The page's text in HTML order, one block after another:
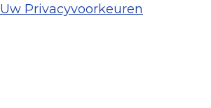
Uw Privacyvoorkeuren